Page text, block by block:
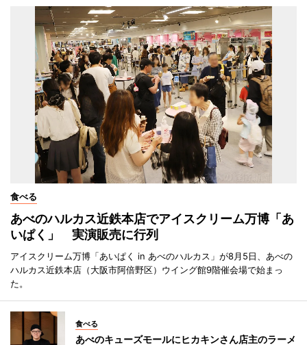
食べる
あべのハルカス近鉄本店でアイスクリーム万博「あ
いぱく」 実演販売に行列
アイスクリーム万博「あいぱく in あべのハルカス」が8月5日、あべの
ハルカス近鉄本店（大阪市阿倍野区）ウイング館9階催会場で始まっ
た。
食べる
あべのキューズモールにヒカキンさん店主のラーメ